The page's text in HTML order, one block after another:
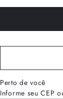
Perto de você
Informe seu CEP